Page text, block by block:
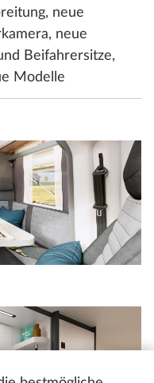
neue
neue
Beifahrersitze,
Modelle